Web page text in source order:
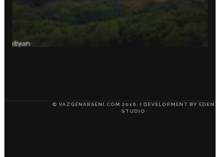
© VAZGENARSENI.COM 2016. | DEVELOPMENT BY EDEN
STUDIO